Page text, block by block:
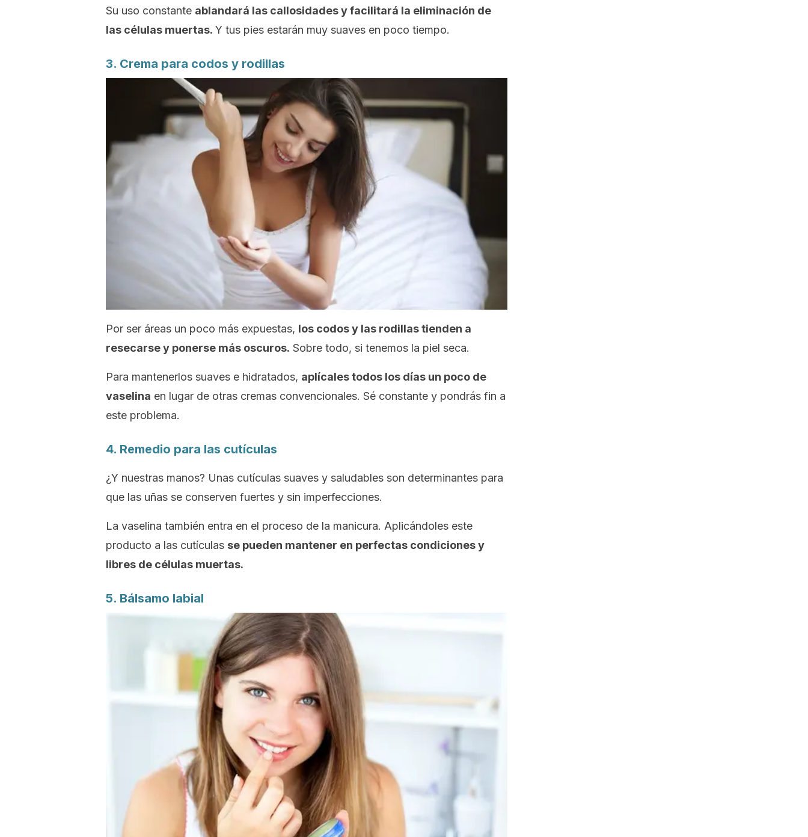
Su uso constante ablandará las callosidades y facilitará la eliminación de
las células muertas. Y tus pies estarán muy suaves en poco tiempo.
3. Crema para codos y rodillas
Por ser áreas un poco más expuestas, los codos y las rodillas tienden a
resecarse y ponerse más oscuros. Sobre todo, si tenemos la piel seca.
Para mantenerlos suaves e hidratados, aplícales todos los días un poco de
vaselina en lugar de otras cremas convencionales. Sé constante y pondrás fin a
este problema.
4. Remedio para las cutículas
¿Y nuestras manos? Unas cutículas suaves y saludables son determinantes para
que las uñas se conserven fuertes y sin imperfecciones.
La vaselina también entra en el proceso de la manicura. Aplicándoles este
producto a las cutículas se pueden mantener en perfectas condiciones y
libres de células muertas.
5. Bálsamo labial